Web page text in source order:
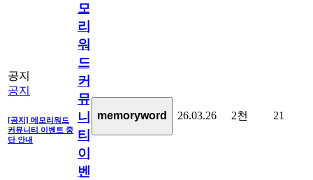
공지
공지
[공지] 메모리워드
커뮤니티 이벤트 중
단 안내
모
리
워
드
커
뮤
니
티
이
벤
memoryword 26.03.26 2천 21